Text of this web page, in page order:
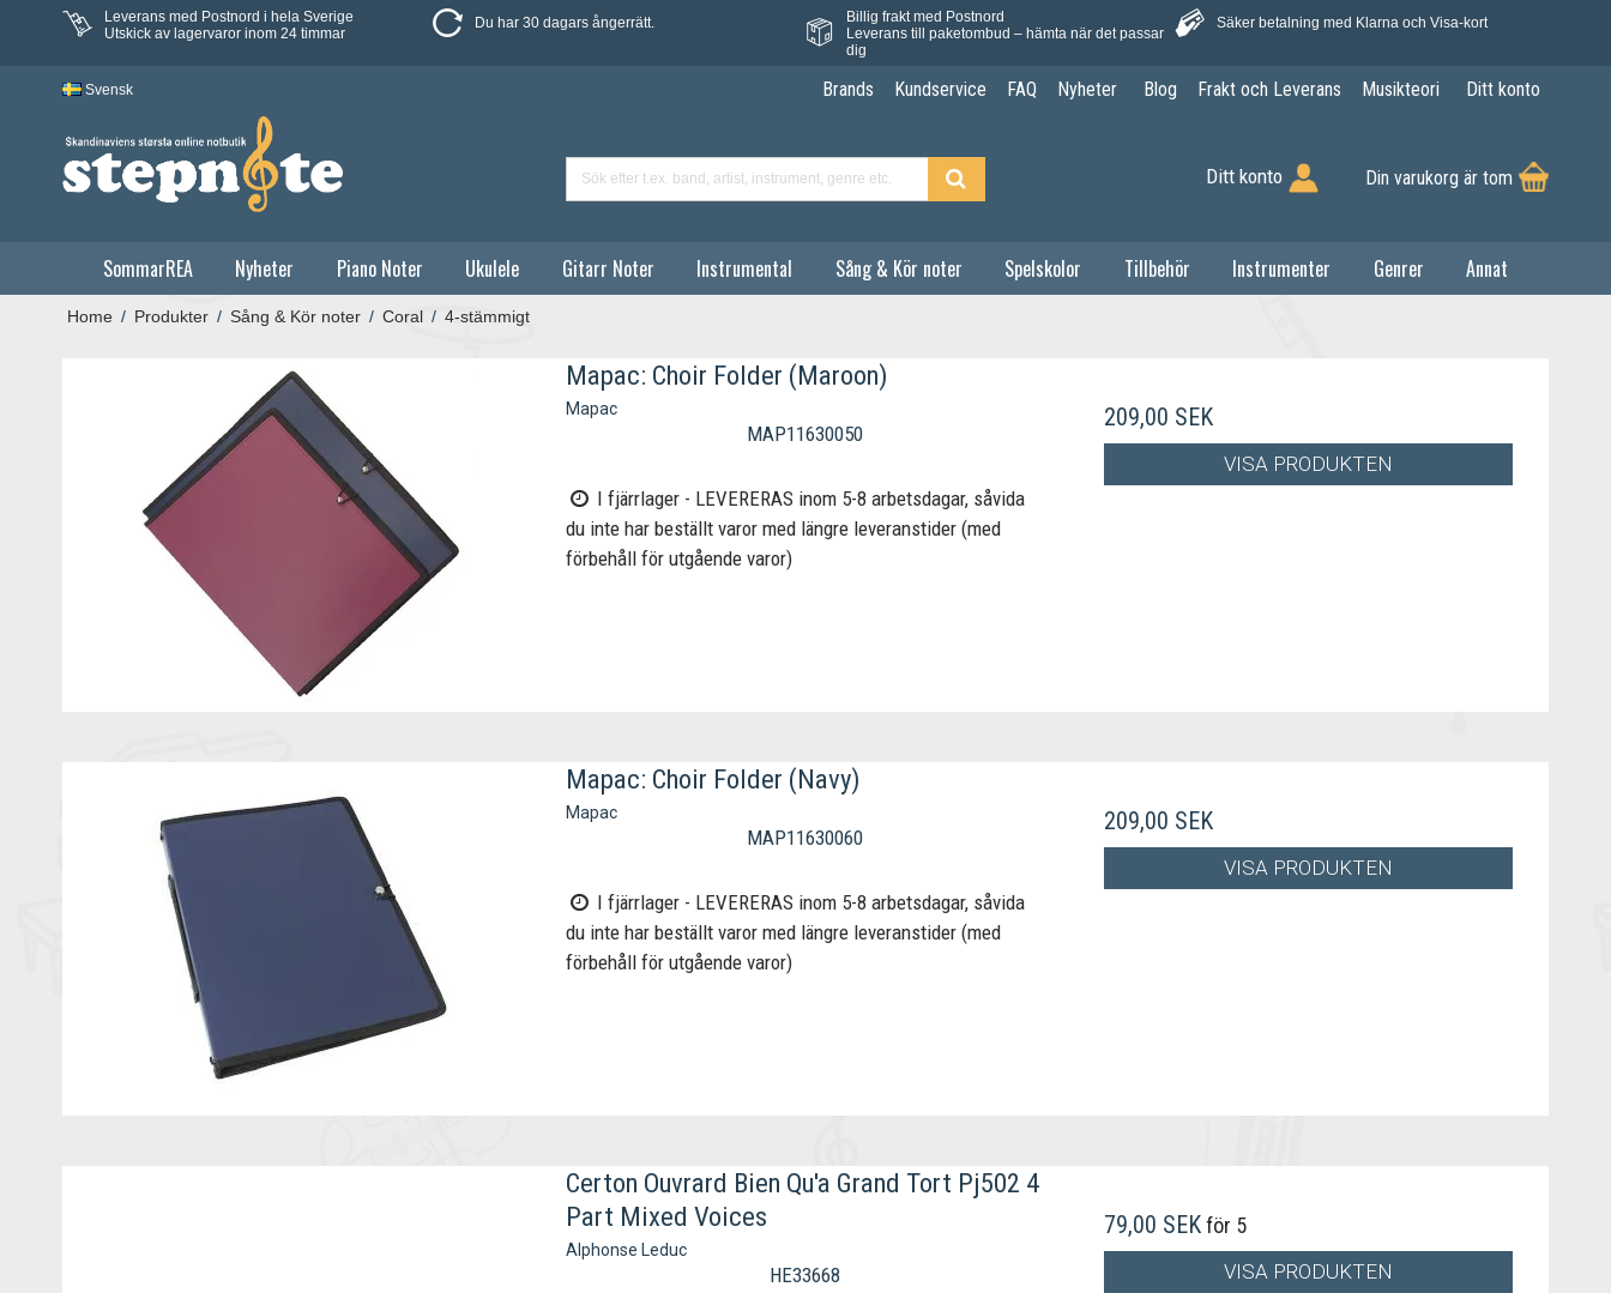
Leverans med Postnord i hela Sverige
Utskick av lagervaror inom 24 timmar
Du har 30 dagars ångerrätt.
Billig frakt med Postnord
Leverans till paketombud – hämta när det passar
dig
Säker betalning med Klarna och Visa-kort
Svensk Brands Kundservice FAQ Nyheter Blog Frakt och Leverans Musikteori Ditt konto
Ditt konto Din varukorg är tom
SommarREA Nyheter Piano Noter Ukulele Gitarr Noter Instrumental Sång & Kör noter Spelskolor Tillbehör Instrumenter Genrer Annat
Home / Produkter / Sång & Kör noter / Coral / 4-stämmigt
Mapac: Choir Folder (Maroon)
Mapac
MAP11630050
I fjärrlager - LEVERERAS inom 5-8 arbetsdagar, såvida
du inte har beställt varor med längre leveranstider (med
förbehåll för utgående varor)
209,00 SEK
VISA PRODUKTEN
Mapac: Choir Folder (Navy)
Mapac
MAP11630060
I fjärrlager - LEVERERAS inom 5-8 arbetsdagar, såvida
du inte har beställt varor med längre leveranstider (med
förbehåll för utgående varor)
209,00 SEK
VISA PRODUKTEN
Certon Ouvrard Bien Qu'a Grand Tort Pj502 4
Part Mixed Voices
Alphonse Leduc
HE33668
79,00 SEKför 5
VISA PRODUKTEN